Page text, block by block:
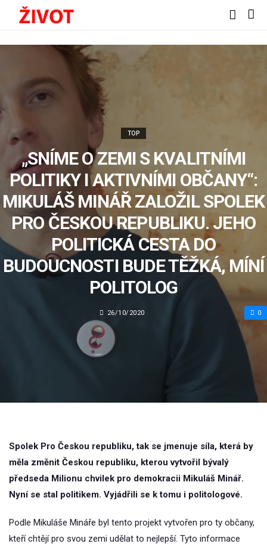
TOP
„SNÍME O ZEMI S KVALITNÍMI
POLITIKY I AKTIVNÍMI OBČANY“:
MIKULÁŠ MINÁŘ ZALOŽIL SPOLEK
PRO ČESKOU REPUBLIKU. JEHO
POLITICKÁ CESTA DO
BUDOUCNOSTI BUDE TĚŽKÁ, MÍNÍ
POLITOLOG
26/10/2020 0
Spolek Pro Českou republiku, tak se jmenuje síla, která by
měla změnit Českou republiku, kterou vytvořil bývalý
předseda Milionu chvilek pro demokracii Mikuláš Minář.
Nyní se stal politikem. Vyjádřili se k tomu i politologové.
Podle Mikuláše Mináře byl tento projekt vytvořen pro ty občany,
kteří chtějí pro svou zemi udělat to nejlepší. Tyto informace